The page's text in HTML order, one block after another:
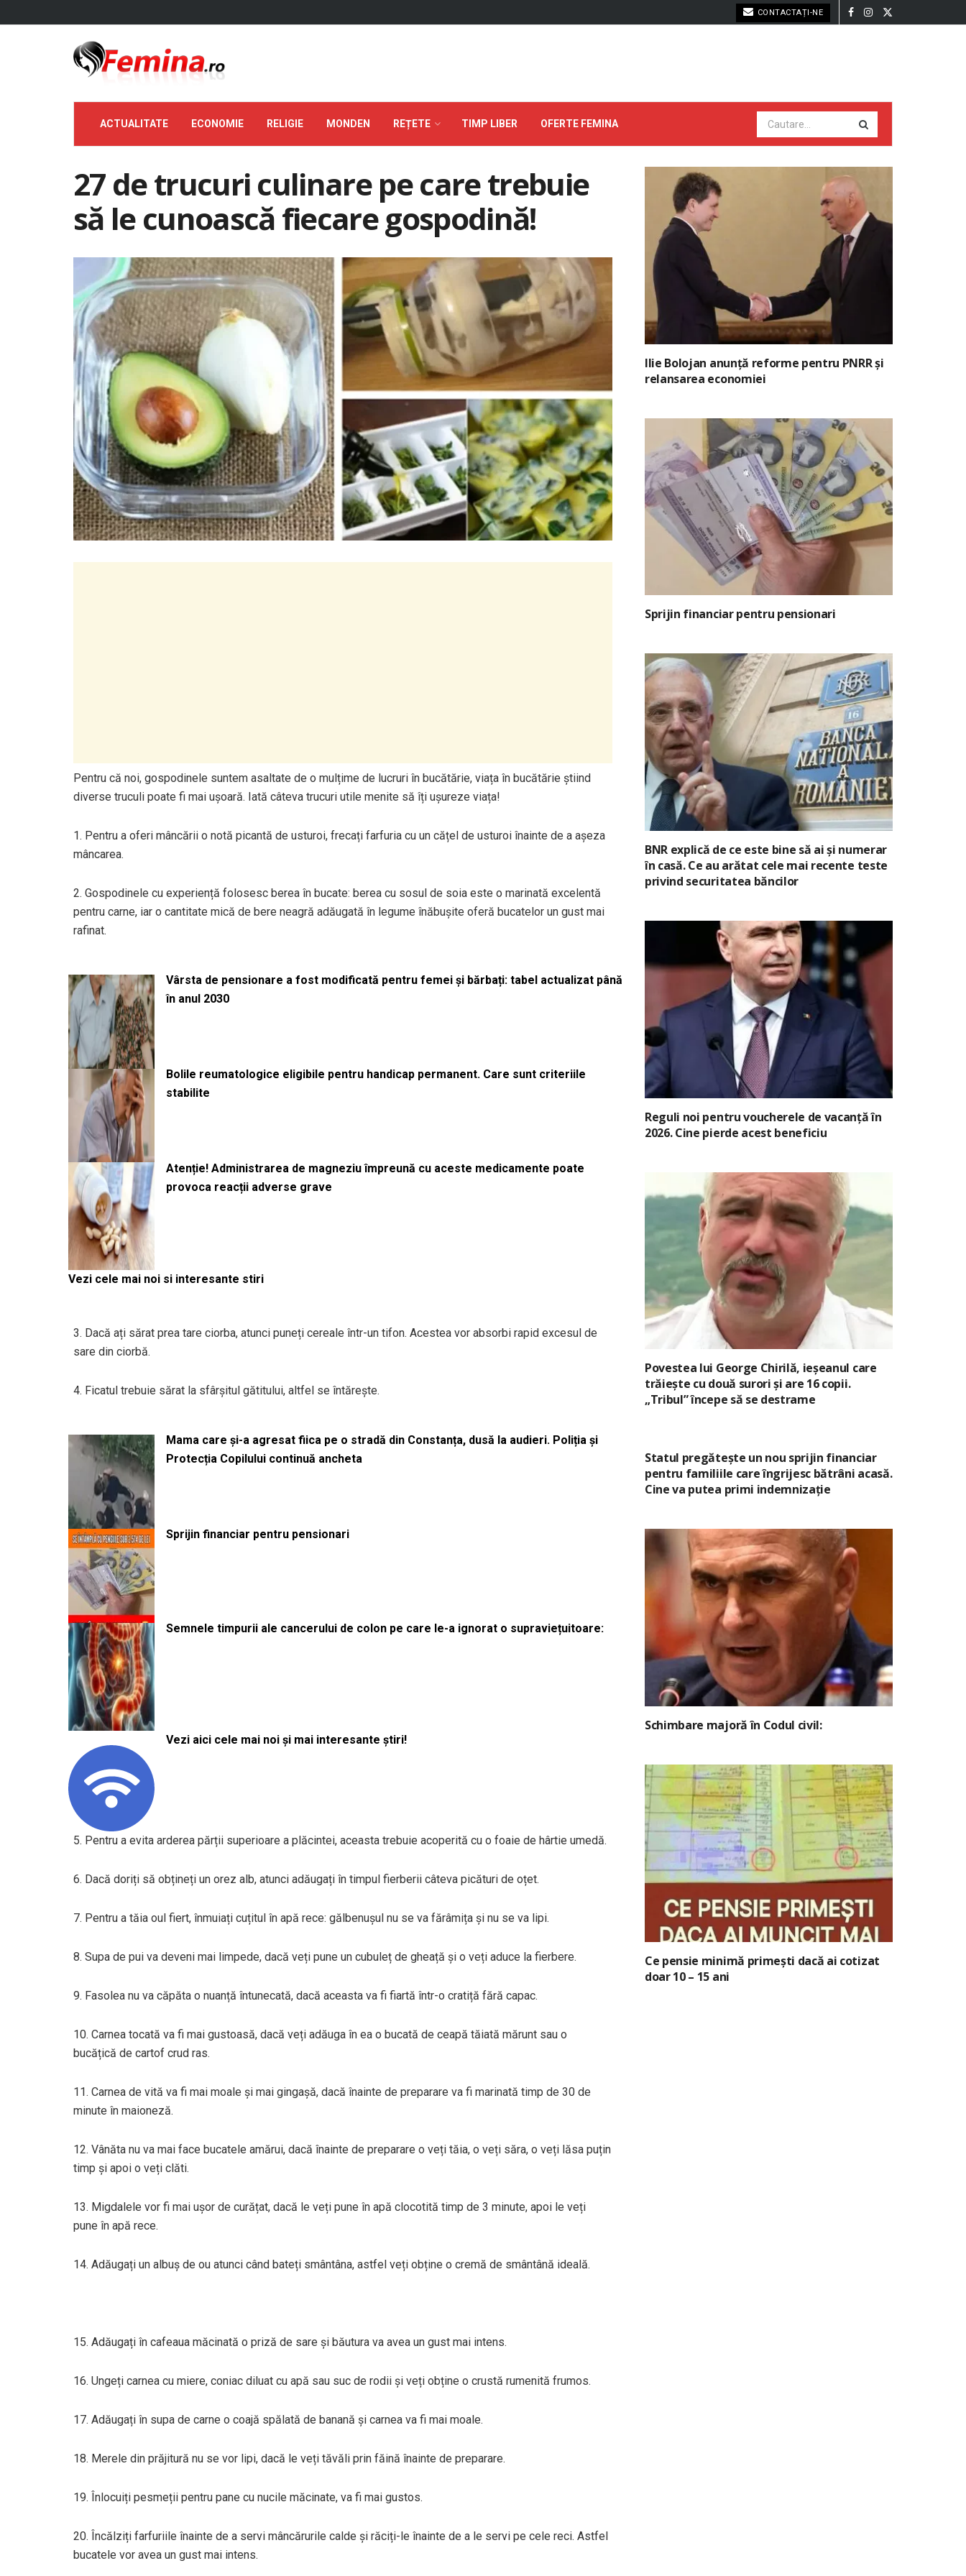
CONTACTAȚI-NE
ACTUALITATE ECONOMIE RELIGIE MONDEN REȚETE TIMP LIBER OFERTE FEMINA
27 de trucuri culinare pe care trebuie
să le cunoască fiecare gospodină!
Pentru că noi, gospodinele suntem asaltate de o mulțime de lucruri în bucătărie, viața în bucătărie știind
diverse truculi poate fi mai ușoară. Iată câteva trucuri utile menite să îți ușureze viața!
1. Pentru a oferi mâncării o notă picantă de usturoi, frecați farfuria cu un cățel de usturoi înainte de a așeza
mâncarea.
2. Gospodinele cu experiență folosesc berea în bucate: berea cu sosul de soia este o marinată excelentă
pentru carne, iar o cantitate mică de bere neagră adăugată în legume înăbușite oferă bucatelor un gust mai
rafinat.
Vârsta de pensionare a fost modificată pentru femei și bărbați: tabel actualizat până
în anul 2030
Bolile reumatologice eligibile pentru handicap permanent. Care sunt criteriile
stabilite
Atenție! Administrarea de magneziu împreună cu aceste medicamente poate
provoca reacții adverse grave
Vezi cele mai noi si interesante stiri
3. Dacă ați sărat prea tare ciorba, atunci puneți cereale într-un tifon. Acestea vor absorbi rapid excesul de
sare din ciorbă.
4. Ficatul trebuie sărat la sfârșitul gătitului, altfel se întărește.
Mama care și-a agresat fiica pe o stradă din Constanța, dusă la audieri. Poliția și
Protecția Copilului continuă ancheta
Sprijin financiar pentru pensionari
Semnele timpurii ale cancerului de colon pe care le-a ignorat o supraviețuitoare:
Vezi aici cele mai noi și mai interesante știri!
5. Pentru a evita arderea părții superioare a plăcintei, aceasta trebuie acoperită cu o foaie de hârtie umedă.
6. Dacă doriți să obțineți un orez alb, atunci adăugați în timpul fierberii câteva picături de oțet.
7. Pentru a tăia oul fiert, înmuiați cuțitul în apă rece: gălbenușul nu se va fărâmița și nu se va lipi.
8. Supa de pui va deveni mai limpede, dacă veți pune un cubuleț de gheață și o veți aduce la fierbere.
9. Fasolea nu va căpăta o nuanță întunecată, dacă aceasta va fi fiartă într-o cratiță fără capac.
10. Carnea tocată va fi mai gustoasă, dacă veți adăuga în ea o bucată de ceapă tăiată mărunt sau o
bucățică de cartof crud ras.
11. Carnea de vită va fi mai moale și mai gingașă, dacă înainte de preparare va fi marinată timp de 30 de
minute în maioneză.
12. Vânăta nu va mai face bucatele amărui, dacă înainte de preparare o veți tăia, o veți săra, o veți lăsa puțin
timp și apoi o veți clăti.
13. Migdalele vor fi mai ușor de curățat, dacă le veți pune în apă clocotită timp de 3 minute, apoi le veți
pune în apă rece.
14. Adăugați un albuș de ou atunci când bateți smântâna, astfel veți obține o cremă de smântână ideală.
15. Adăugați în cafeaua măcinată o priză de sare și băutura va avea un gust mai intens.
16. Ungeți carnea cu miere, coniac diluat cu apă sau suc de rodii și veți obține o crustă rumenită frumos.
17. Adăugați în supa de carne o coajă spălată de banană și carnea va fi mai moale.
18. Merele din prăjitură nu se vor lipi, dacă le veți tăvăli prin făină înainte de preparare.
19. Înlocuiți pesmeții pentru pane cu nucile măcinate, va fi mai gustos.
20. Încălziți farfuriile înainte de a servi mâncărurile calde și răciți-le înainte de a le servi pe cele reci. Astfel
bucatele vor avea un gust mai intens.
Ilie Bolojan anunță reforme pentru PNRR și
relansarea economiei
Sprijin financiar pentru pensionari
BNR explică de ce este bine să ai și numerar
în casă. Ce au arătat cele mai recente teste
privind securitatea băncilor
Reguli noi pentru voucherele de vacanță în
2026. Cine pierde acest beneficiu
Povestea lui George Chirilă, ieșeanul care
trăiește cu două surori și are 16 copii.
„Tribul” începe să se destrame
Statul pregătește un nou sprijin financiar
pentru familiile care îngrijesc bătrâni acasă.
Cine va putea primi indemnizație
Schimbare majoră în Codul civil:
Ce pensie minimă primești dacă ai cotizat
doar 10 – 15 ani